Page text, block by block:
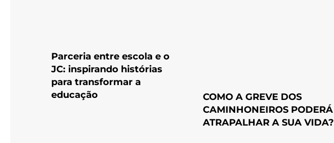
Parceria entre escola e o
JC: inspirando histórias
para transformar a
educação
COMO A GREVE DOS
CAMINHONEIROS PODERÁ
ATRAPALHAR A SUA VIDA?